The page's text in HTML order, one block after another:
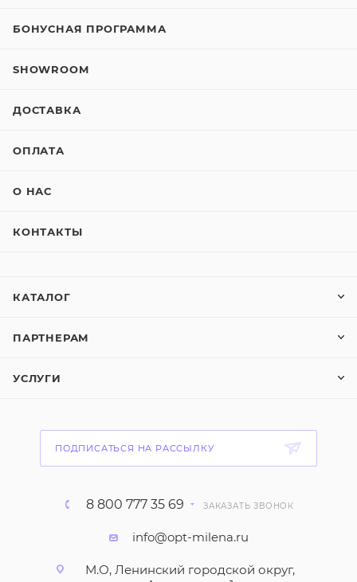
БОНУСНАЯ ПРОГРАММА
SHOWROOM
ДОСТАВКА
ОПЛАТА
О НАС
КОНТАКТЫ
КАТАЛОГ
ПАРТНЕРАМ
УСЛУГИ
ПОДПИСАТЬСЯ НА РАССЫЛКУ
8 800 777 35 69 ЗАКАЗАТЬ ЗВОНОК
info@opt-milena.ru
М.О, Ленинский городской округ,